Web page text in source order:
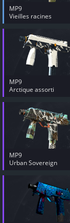
MP9
Vieilles racines
MP9
Arctique assorti
MP9
Urban Sovereign